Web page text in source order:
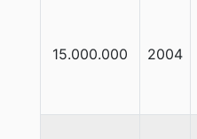
15.000.000 2004